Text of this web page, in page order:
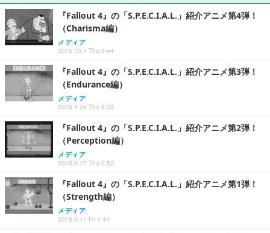
『Fallout 4』の「S.P.E.C.I.A.L.」紹介アニメ第4弾！
（Charisma編）
メディア
2015.10.1 Thu 2:44
『Fallout 4』の「S.P.E.C.I.A.L.」紹介アニメ第3弾！
（Endurance編）
メディア
2015.9.24 Thu 8:33
『Fallout 4』の「S.P.E.C.I.A.L.」紹介アニメ第2弾！
（Perception編）
メディア
2015.9.17 Thu 0:52
『Fallout 4』の「S.P.E.C.I.A.L.」紹介アニメ第1弾！
（Strength編）
メディア
2015.9.11 Fri 1:44